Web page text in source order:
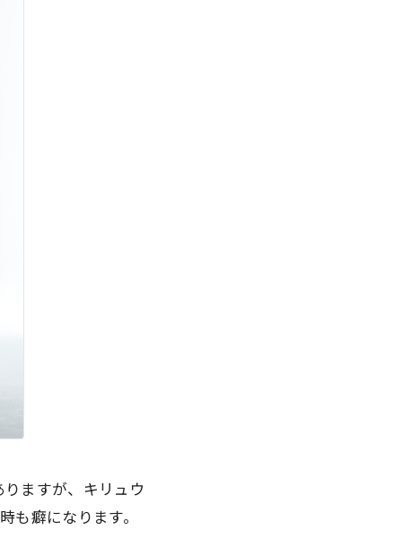
ますが、キリュウ
も癖になります。